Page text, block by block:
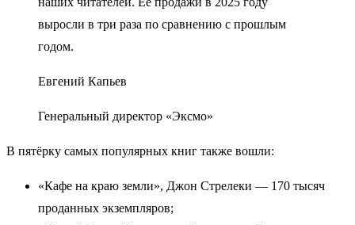
выросли в три раза по сравнению с прошлым
годом.
Евгений Капьев
Генеральный директор «Эксмо»
В пятёрку самых популярных книг также вошли:
«Кафе на краю земли», Джон Стрелеки — 170 тысяч
проданных экземпляров;